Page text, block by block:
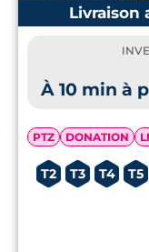
Livraison
À 10 min à
PTZ DONATION
T2 T3 T4 T5